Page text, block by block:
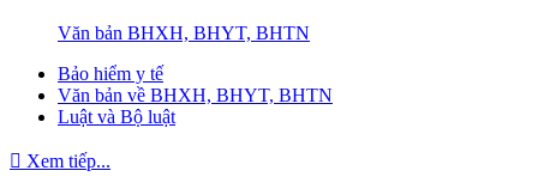
Văn bản BHXH, BHYT, BHTN
Bảo hiểm y tế
Văn bản về BHXH, BHYT, BHTN
Luật và Bộ luật
Xem tiếp...